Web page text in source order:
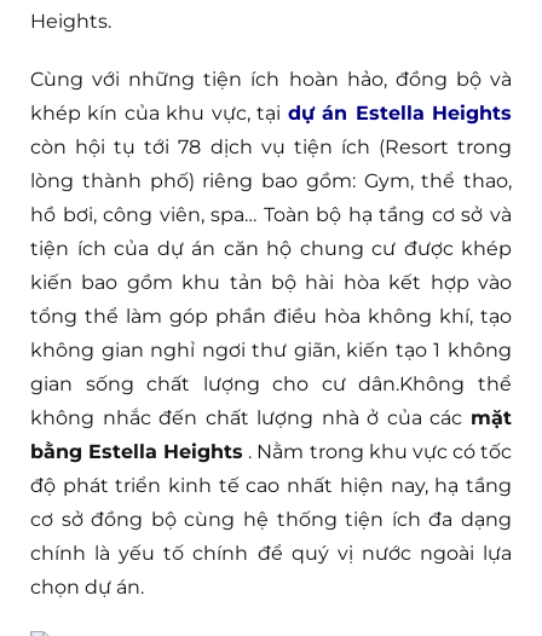
Heights.
Cùng với những tiện ích hoàn hảo, đồng bộ và
khép kín của khu vực, tại dự án Estella Heights
còn hội tụ tới 78 dịch vụ tiện ích (Resort trong
lòng thành phố) riêng bao gồm: Gym, thể thao,
hồ bơi, công viên, spa… Toàn bộ hạ tầng cơ sở và
tiện ích của dự án căn hộ chung cư được khép
kiến bao gồm khu tản bộ hài hòa kết hợp vào
tổng thể làm góp phần điều hòa không khí, tạo
không gian nghỉ ngơi thư giãn, kiến tạo 1 không
gian sống chất lượng cho cư dân.Không thể
không nhắc đến chất lượng nhà ở của các mặt
bằng Estella Heights . Nằm trong khu vực có tốc
độ phát triển kinh tế cao nhất hiện nay, hạ tầng
cơ sở đồng bộ cùng hệ thống tiện ích đa dạng
chính là yếu tố chính để quý vị nước ngoài lựa
chọn dự án.